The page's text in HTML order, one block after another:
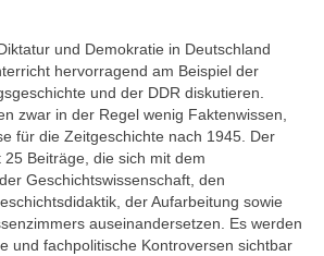
und Demokratie in Deutschland
hervorragend am Beispiel der
und der DDR diskutieren.
zwar in der Regel wenig Faktenwissen,
für die Zeitgeschichte nach 1945. Der
Beiträge, die sich mit dem
Geschichtswissenschaft, den
der Aufarbeitung sowie
auseinandersetzen. Es werden
und fachpolitische Kontroversen sichtbar